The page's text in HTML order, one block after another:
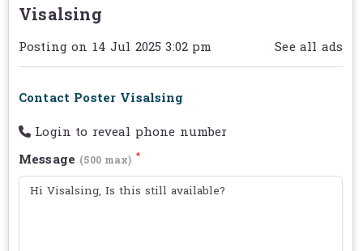
ម៉ូតូBajajគ្រប់ប្រភេទដូចជា
CT100និងផ្សេងៗ
ម៉ូតូប៉ុន្មានប្រភេទផ្សេងទៀតដែលត្រូវការប្រេងសេរីគុណភាពខ្ពស់
លទ្ធផលល្អបំផុត
ទំហំ 100ml, 200ml, 500ml
តម្លៃសូមទាក់ទងសម្រាប់ព័ត៌មានលម្អិត
ការជ្រើសរើសល្អបំផុតដើម្បីការពារប្រព័ន្ធកាំបិតម៉ូតូរបស់អ្នក!
Visalsing
Posting on 14 Jul 2025 3:02 pm See all ads
Contact Poster Visalsing
Login to reveal phone number
Message (500 max) *